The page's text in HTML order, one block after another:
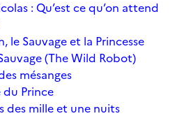
: Qu’est ce qu’on attend
le Sauvage et la Princesse
(The Wild Robot)
mésanges
du Prince
des mille et une nuits